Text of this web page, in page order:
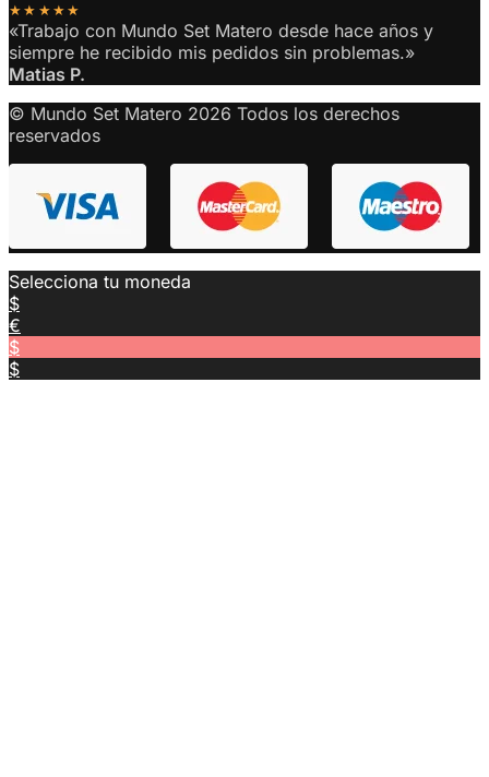
★★★★★
«Trabajo con Mundo Set Matero desde hace años y
siempre he recibido mis pedidos sin problemas.»
Matias P.
© Mundo Set Matero 2026 Todos los derechos
reservados
Selecciona tu moneda
$
€
$
$